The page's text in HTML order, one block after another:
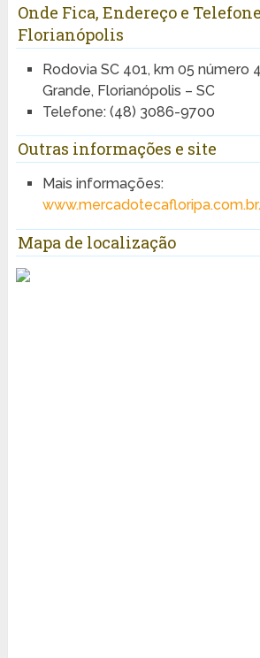
Onde Fica, Endereço e
Florianópolis
Rodovia SC 401, km 05 número
Grande, Florianópolis – SC
Telefone: (48) 3086-9700
Outras informações e site
Mais informações:
Mapa de localização